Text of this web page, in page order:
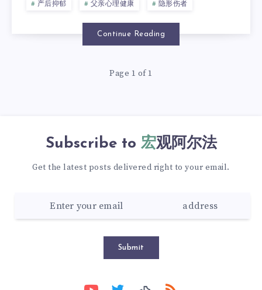
产后抑郁 父亲心理健康 隐形伤者
Continue Reading
Page 1 of 1
Subscribe to 宏观阿尔法
Get the latest posts delivered right to your email.
Submit